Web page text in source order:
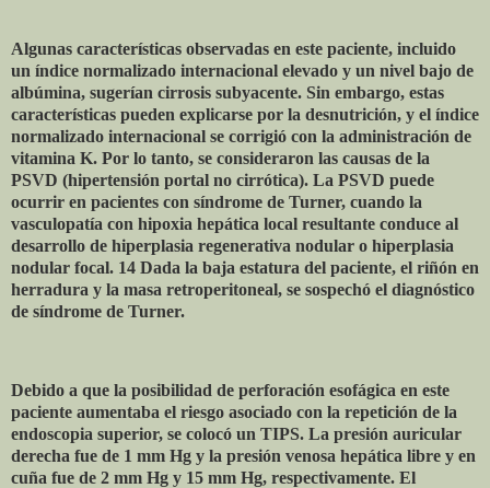
Algunas características observadas en este paciente, incluido
un índice normalizado internacional elevado y un nivel bajo de
albúmina, sugerían cirrosis subyacente. Sin embargo, estas
características pueden explicarse por la desnutrición, y el índice
normalizado internacional se corrigió con la administración de
vitamina K. Por lo tanto, se consideraron las causas de la
PSVD (hipertensión portal no cirrótica). La PSVD puede
ocurrir en pacientes con síndrome de Turner, cuando la
vasculopatía con hipoxia hepática local resultante conduce al
desarrollo de hiperplasia regenerativa nodular o hiperplasia
nodular focal. 14 Dada la baja estatura del paciente, el riñón en
herradura y la masa retroperitoneal, se sospechó el diagnóstico
de síndrome de Turner.
Debido a que la posibilidad de perforación esofágica en este
paciente aumentaba el riesgo asociado con la repetición de la
endoscopia superior, se colocó un TIPS. La presión auricular
derecha fue de 1 mm Hg y la presión venosa hepática libre y en
cuña fue de 2 mm Hg y 15 mm Hg, respectivamente. El